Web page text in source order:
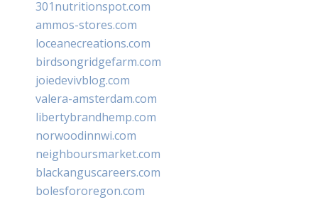
301nutritionspot.com
ammos-stores.com
loceanecreations.com
birdsongridgefarm.com
joiedevivblog.com
valera-amsterdam.com
libertybrandhemp.com
norwoodinnwi.com
neighboursmarket.com
blackanguscareers.com
bolesfororegon.com